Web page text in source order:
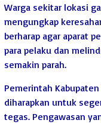
Warga sekitar lokasi
mengungkap
berharap agar aparat
para pelaku dan
semakin parah.
Pemerintah
diharapkan untuk
tegas. Pengawasan